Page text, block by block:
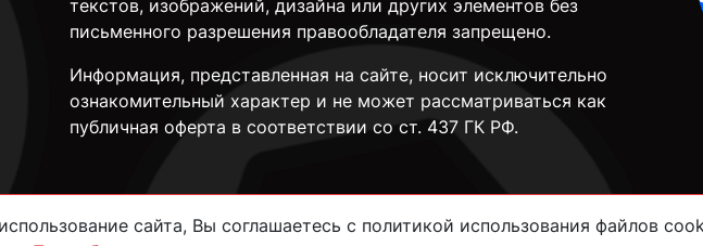
текстов, изображений, дизайна или других элементов без
письменного разрешения правообладателя запрещено.
Информация, представленная на сайте, носит исключительно
ознакомительный характер и не может рассматриваться как
публичная оферта в соответствии со ст. 437 ГК РФ.
сайта, Вы соглашаетесь с политикой использования файлов